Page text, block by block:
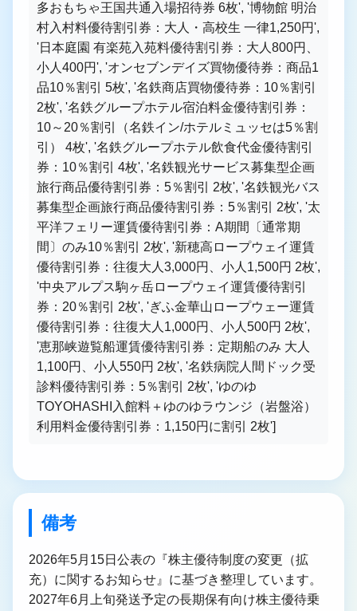
多おもちゃ王国共通入場招待券 6枚', '博物館 明治
村入村料優待割引券：大人・高校生 一律1,250円',
'日本庭園 有楽苑入苑料優待割引券：大人800円、
小人400円', 'オンセブンデイズ買物優待券：商品1
品10％割引 5枚', '名鉄商店買物優待券：10％割引
2枚', '名鉄グループホテル宿泊料金優待割引券：
10～20％割引（名鉄イン/ホテルミュッセは5％割
引） 4枚', '名鉄グループホテル飲食代金優待割引
券：10％割引 4枚', '名鉄観光サービス募集型企画
旅行商品優待割引券：5％割引 2枚', '名鉄観光バス
募集型企画旅行商品優待割引券：5％割引 2枚', '太
平洋フェリー運賃優待割引券：A期間〔通常期
間〕のみ10％割引 2枚', '新穂高ロープウェイ運賃
優待割引券：往復大人3,000円、小人1,500円 2枚',
'中央アルプス駒ヶ岳ロープウェイ運賃優待割引
券：20％割引 2枚', 'ぎふ金華山ロープウェー運賃
優待割引券：往復大人1,000円、小人500円 2枚',
'恵那峡遊覧船運賃優待割引券：定期船のみ 大人
1,100円、小人550円 2枚', '名鉄病院人間ドック受
診料優待割引券：5％割引 2枚', 'ゆのゆ
TOYOHASHI入館料＋ゆのゆラウンジ（岩盤浴）
利用料金優待割引券：1,150円に割引 2枚']
備考
2026年5月15日公表の『株主優待制度の変更（拡
充）に関するお知らせ』に基づき整理しています。
2027年6月上旬発送予定の長期保有向け株主優待乗